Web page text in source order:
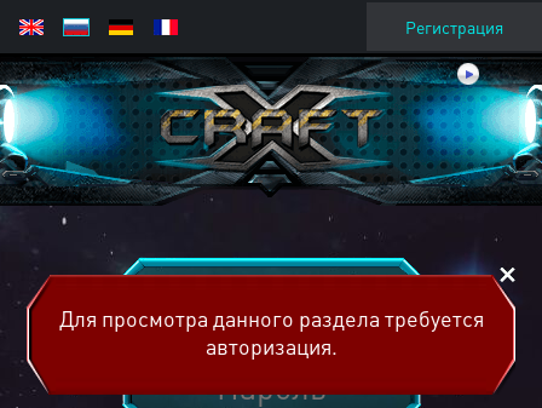
Регистрация
Для просмотра данного раздела требуется
авторизация.